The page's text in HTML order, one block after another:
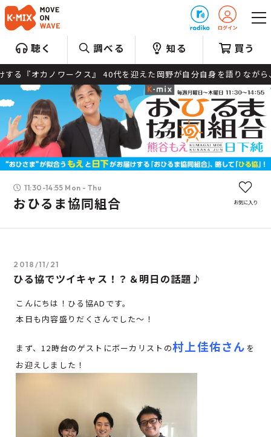
聴く 調べる 知る 買う
カノワークス』 40代を迎えた岡野が自分自身を語りながら、音
11:30-14:55 Mon - Thu
おひるま協同組合 お気に入り
2018/11/21
ひる協でツイキャス！？＆明日の話題♪
こんにちは！ひる協ADです。
本日も内容盛りだくさんでした～！
まず、12時台のゲストにボーカリストの村上佳佑さん を
お迎えしました！